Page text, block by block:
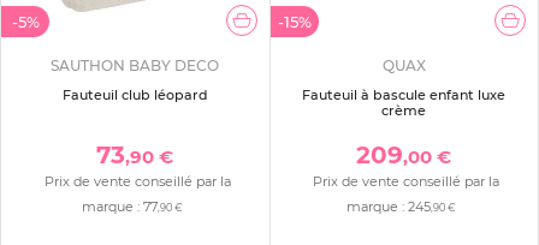
-5%
SAUTHON BABY DECO
Fauteuil club léopard
73,90 €
Prix de vente conseillé par la
marque :77,90 €
-15%
QUAX
Fauteuil à bascule enfant luxe
crème
209,00 €
Prix de vente conseillé par la
marque :245,90 €